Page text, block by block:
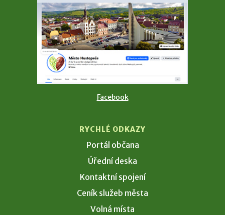
Facebook
RYCHLÉ ODKAZY
Portál občana
Úřední deska
Kontaktní spojení
Ceník služeb města
Volná místa